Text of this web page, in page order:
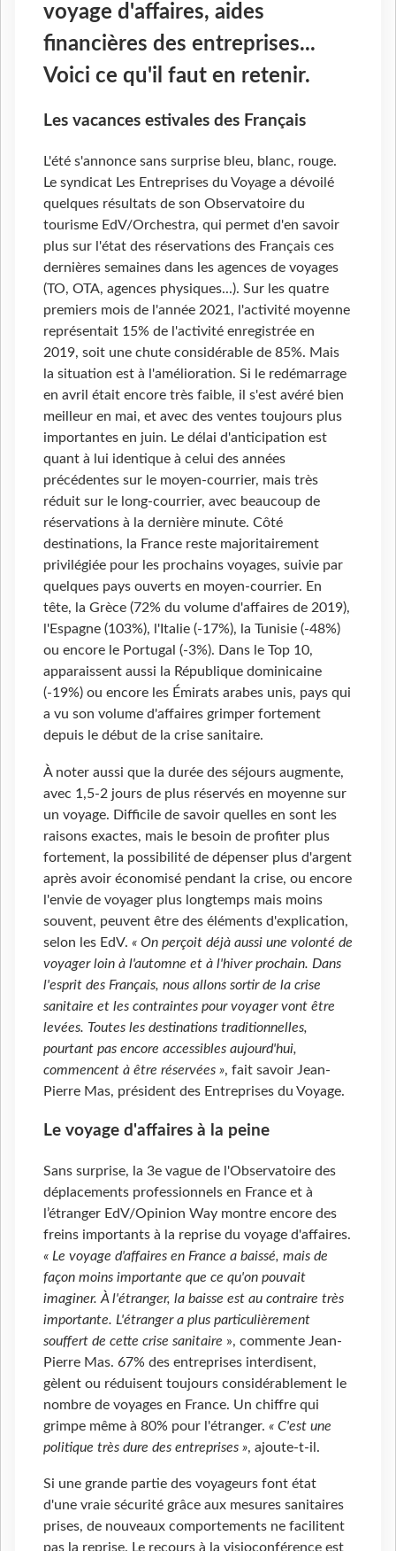
voyage d'affaires, aides
financières des entreprises...
Voici ce qu'il faut en retenir.
Les vacances estivales des Français
L'été s'annonce sans surprise bleu, blanc, rouge.
Le syndicat Les Entreprises du Voyage a dévoilé
quelques résultats de son Observatoire du
tourisme EdV/Orchestra, qui permet d'en savoir
plus sur l'état des réservations des Français ces
dernières semaines dans les agences de voyages
(TO, OTA, agences physiques...). Sur les quatre
premiers mois de l'année 2021, l'activité moyenne
représentait 15% de l'activité enregistrée en
2019, soit une chute considérable de 85%. Mais
la situation est à l'amélioration. Si le redémarrage
en avril était encore très faible, il s'est avéré bien
meilleur en mai, et avec des ventes toujours plus
importantes en juin. Le délai d'anticipation est
quant à lui identique à celui des années
précédentes sur le moyen-courrier, mais très
réduit sur le long-courrier, avec beaucoup de
réservations à la dernière minute. Côté
destinations, la France reste majoritairement
privilégiée pour les prochains voyages, suivie par
quelques pays ouverts en moyen-courrier. En
tête, la Grèce (72% du volume d'affaires de 2019),
l'Espagne (103%), l'Italie (-17%), la Tunisie (-48%)
ou encore le Portugal (-3%). Dans le Top 10,
apparaissent aussi la République dominicaine
(-19%) ou encore les Émirats arabes unis, pays qui
a vu son volume d'affaires grimper fortement
depuis le début de la crise sanitaire.
À noter aussi que la durée des séjours augmente,
avec 1,5-2 jours de plus réservés en moyenne sur
un voyage. Difficile de savoir quelles en sont les
raisons exactes, mais le besoin de profiter plus
fortement, la possibilité de dépenser plus d'argent
après avoir économisé pendant la crise, ou encore
l'envie de voyager plus longtemps mais moins
souvent, peuvent être des éléments d'explication,
selon les EdV. « On perçoit déjà aussi une volonté de
voyager loin à l'automne et à l'hiver prochain. Dans
l'esprit des Français, nous allons sortir de la crise
sanitaire et les contraintes pour voyager vont être
levées. Toutes les destinations traditionnelles,
pourtant pas encore accessibles aujourd'hui,
commencent à être réservées », fait savoir Jean-
Pierre Mas, président des Entreprises du Voyage.
Le voyage d'affaires à la peine
Sans surprise, la 3e vague de l'Observatoire des
déplacements professionnels en France et à
l’étranger EdV/Opinion Way montre encore des
freins importants à la reprise du voyage d'affaires.
« Le voyage d'affaires en France a baissé, mais de
façon moins importante que ce qu'on pouvait
imaginer. À l'étranger, la baisse est au contraire très
importante. L'étranger a plus particulièrement
souffert de cette crise sanitaire », commente Jean-
Pierre Mas. 67% des entreprises interdisent,
gèlent ou réduisent toujours considérablement le
nombre de voyages en France. Un chiffre qui
grimpe même à 80% pour l'étranger. « C'est une
politique très dure des entreprises », ajoute-t-il.
Si une grande partie des voyageurs font état
d'une vraie sécurité grâce aux mesures sanitaires
prises, de nouveaux comportements ne facilitent
pas la reprise. Le recours à la visioconférence est